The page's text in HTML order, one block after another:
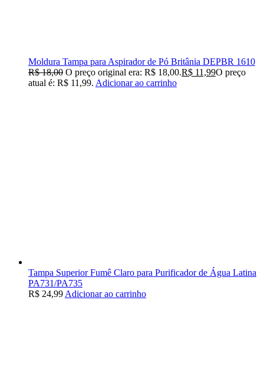
Moldura Tampa para Aspirador de Pó Britânia DEPBR 1610
R$18,00 O preço original era: R$ 18,00.R$ 11,99O preço
atual é: R$ 11,99. Adicionar ao carrinho
Tampa Superior Fumê Claro para Purificador de Água Latina
PA731/PA735
R$ 24,99 Adicionar ao carrinho